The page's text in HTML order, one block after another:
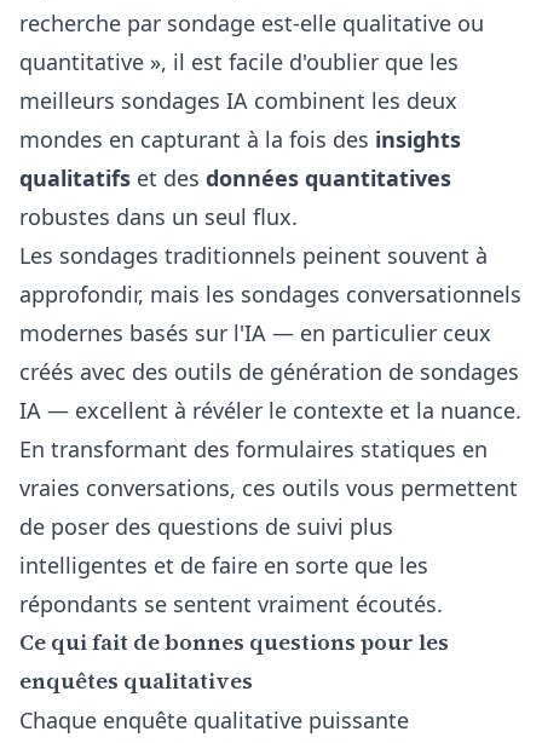
recherche par sondage est-elle qualitative ou
quantitative », il est facile d'oublier que les
meilleurs sondages IA combinent les deux
mondes en capturant à la fois des insights
qualitatifs et des données quantitatives
robustes dans un seul flux.
Les sondages traditionnels peinent souvent à
approfondir, mais les sondages conversationnels
modernes basés sur l'IA — en particulier ceux
créés avec des outils de génération de sondages
IA — excellent à révéler le contexte et la nuance.
En transformant des formulaires statiques en
vraies conversations, ces outils vous permettent
de poser des questions de suivi plus
intelligentes et de faire en sorte que les
répondants se sentent vraiment écoutés.
Ce qui fait de bonnes questions pour les
enquêtes qualitatives
Chaque enquête qualitative puissante